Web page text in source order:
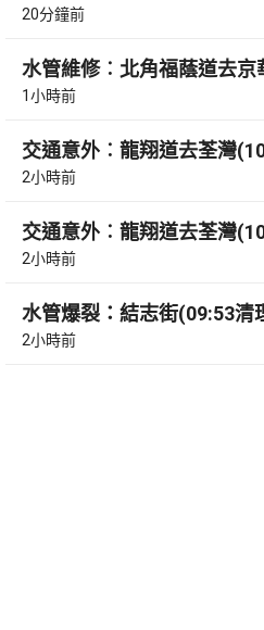
20分鐘前
水管維修︰北角福蔭道去
1小時前
交通意外︰龍翔道去荃灣
2小時前
交通意外︰龍翔道去荃灣
2小時前
水管爆裂：結志街(09:53清
2小時前